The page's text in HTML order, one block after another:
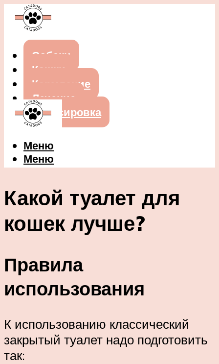
Собаки
Кошки
Кормление
Лечение
Дрессировка
Меню
Меню
Какой туалет для
кошек лучше?
Правила
использования
К использованию классический
закрытый туалет надо подготовить
так: